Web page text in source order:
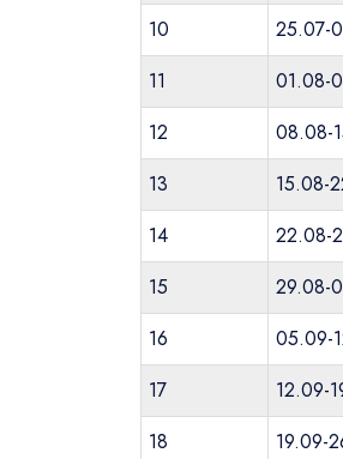
10
25.07-
11
01.08-
12
08.08-
13
15.08-
14
22.08-
15
29.08-
16
05.09-
17
12.09-
18
19.09-